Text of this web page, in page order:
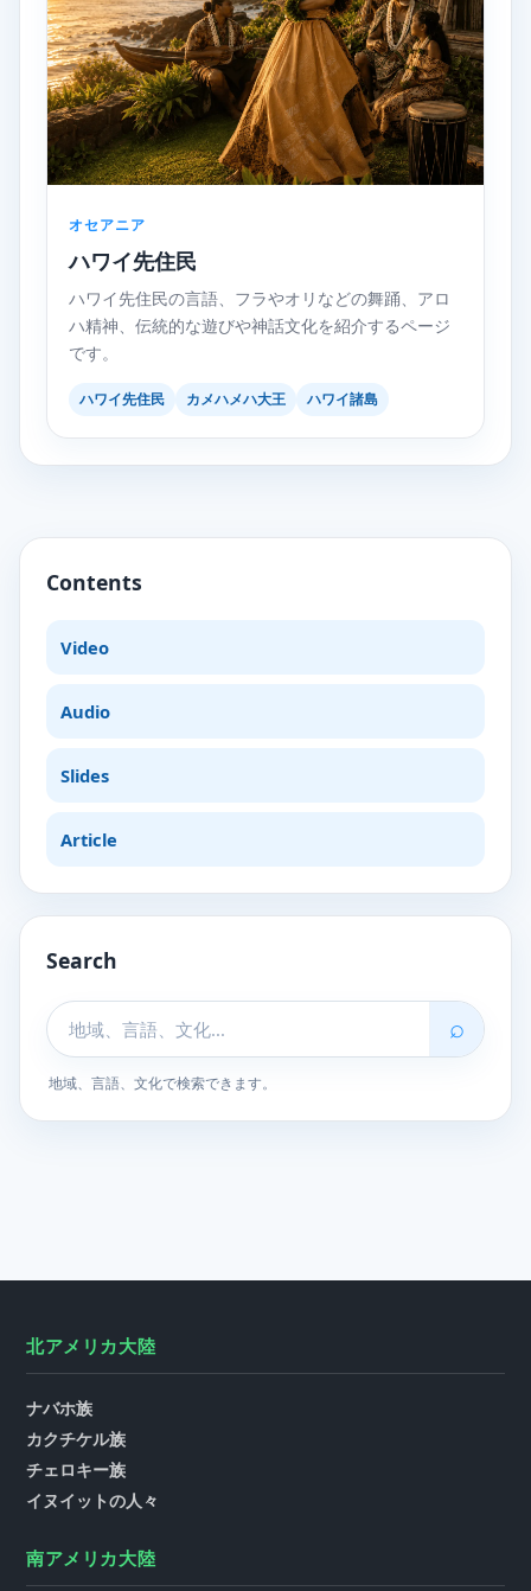
オセアニア
ハワイ先住民
ハワイ先住民の言語、フラやオリなどの舞踊、アロ
ハ精神、伝統的な遊びや神話文化を紹介するページ
です。
ハワイ先住民 カメハメハ大王 ハワイ諸島
Contents
Video
Audio
Slides
Article
Search
⌕
地域、言語、文化で検索できます。
北アメリカ大陸
ナバホ族
カクチケル族
チェロキー族
イヌイットの人々
南アメリカ大陸